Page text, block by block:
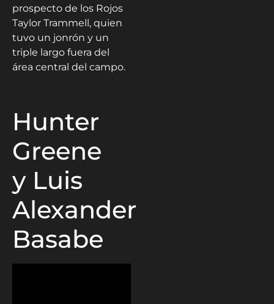
prospecto de los Rojos
Taylor Trammell, quien
tuvo un jonrón y un
triple largo fuera del
área central del campo.
Hunter
Greene
y Luis
Alexander
Basabe